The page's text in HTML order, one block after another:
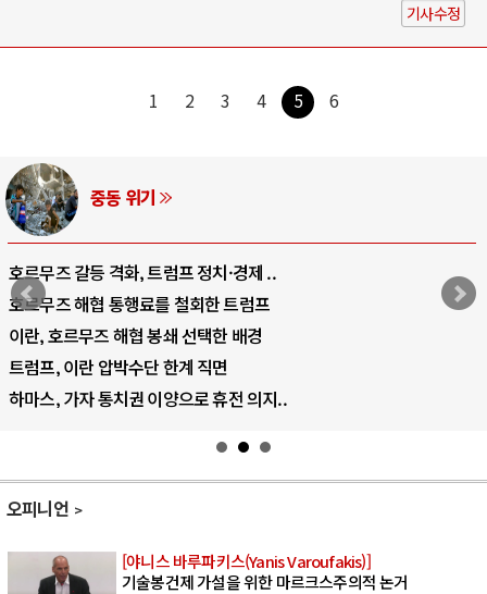
기사수정
1 2 3 4 5 6
AI와 인간
중국 AI, 저가 공세로 글로벌 토큰 시..
AI 국부펀드 구상 놓고 미국 진보진영 ..
AI 데이터센터 반대 투쟁은 새로운 글로..
AI의 숨은 환경 비용: 데이터센터 확산..
AI는 어떻게 미국 민주주의를 잠식하고 ..
오피니언
[야니스 바루파키스(Yanis Varoufakis)]
기술봉건제 가설을 위한 마르크스주의적 논거